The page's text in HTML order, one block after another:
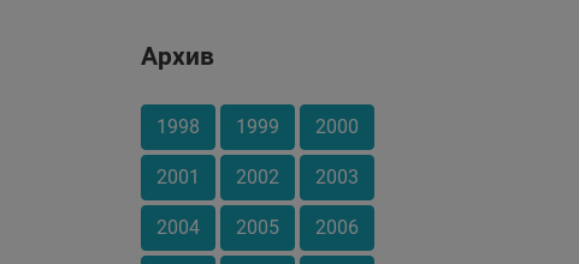
Архив
1998 1999 2000
2001 2002 2003
2004 2005 2006